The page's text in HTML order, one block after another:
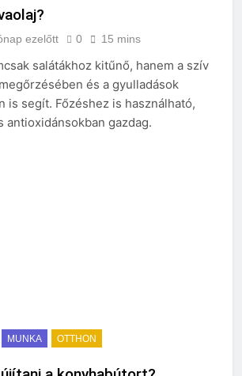
ezelőtt 0 15 mins
salátákhoz kitűnő, hanem a szív
és a gyulladások
is segít. Főzéshez is használható,
antioxidánsokban gazdag.
MUNKA OTTHON